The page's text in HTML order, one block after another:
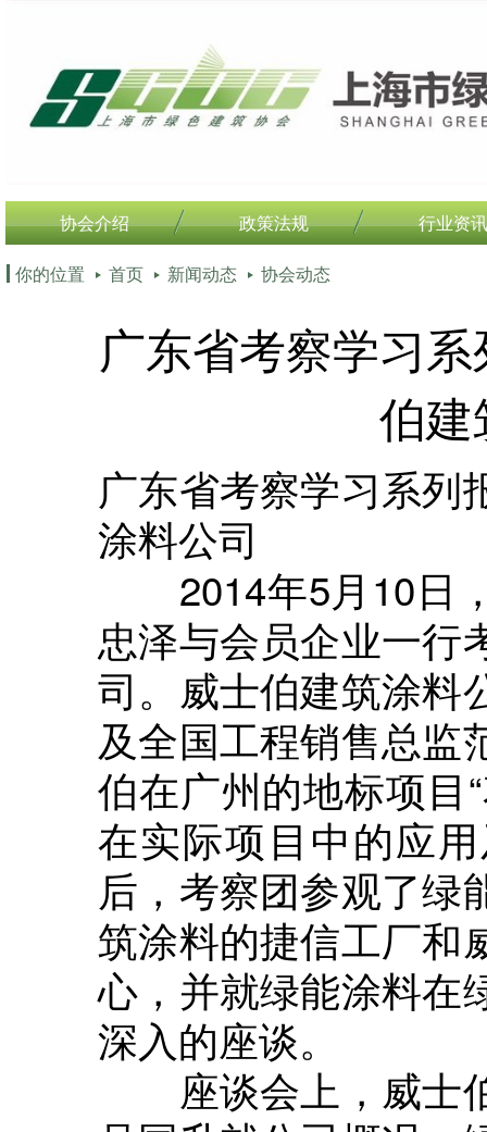
协会介绍 政策法规 行业资
你的位置 首页 新闻动态 协会动态
广东省考察学习
伯
广东省考察学习系列
涂料公司
2014年5月10日
忠泽与会员企业一行
司。威士伯建筑涂料
及全国工程销售总监
伯在广州的地标项目
在实际项目中的应
后，考察团参观了绿
筑涂料的捷信工厂和
心，并就绿能涂料在
深入的座谈。
座谈会上，威士